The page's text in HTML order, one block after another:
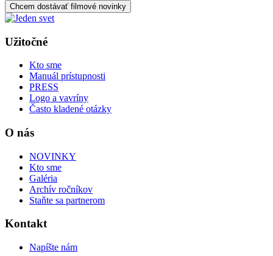
Chcem dostávať filmové novinky
Užitočné
Kto sme
Manuál prístupnosti
PRESS
Logo a vavríny
Často kladené otázky
O nás
NOVINKY
Kto sme
Galéria
Archív ročníkov
Staňte sa partnerom
Kontakt
Napíšte nám